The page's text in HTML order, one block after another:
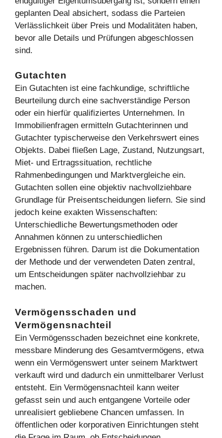
geplanten Deal absichert, sodass die Parteien
Verlässlichkeit über Preis und Modalitäten haben,
bevor alle Details und Prüfungen abgeschlossen
sind.
Gutachten
Ein Gutachten ist eine fachkundige, schriftliche
Beurteilung durch eine sachverständige Person
oder ein hierfür qualifiziertes Unternehmen. In
Immobilienfragen ermitteln Gutachterinnen und
Gutachter typischerweise den Verkehrswert eines
Objekts. Dabei fließen Lage, Zustand, Nutzungsart,
Miet- und Ertragssituation, rechtliche
Rahmenbedingungen und Marktvergleiche ein.
Gutachten sollen eine objektiv nachvollziehbare
Grundlage für Preisentscheidungen liefern. Sie sind
jedoch keine exakten Wissenschaften:
Unterschiedliche Bewertungsmethoden oder
Annahmen können zu unterschiedlichen
Ergebnissen führen. Darum ist die Dokumentation
der Methode und der verwendeten Daten zentral,
um Entscheidungen später nachvollziehbar zu
machen.
Vermögensschaden und
Vermögensnachteil
Ein Vermögensschaden bezeichnet eine konkrete,
messbare Minderung des Gesamtvermögens, etwa
wenn ein Vermögenswert unter seinem Marktwert
verkauft wird und dadurch ein unmittelbarer Verlust
entsteht. Ein Vermögensnachteil kann weiter
gefasst sein und auch entgangene Vorteile oder
unrealisiert gebliebene Chancen umfassen. In
öffentlichen oder korporativen Einrichtungen steht